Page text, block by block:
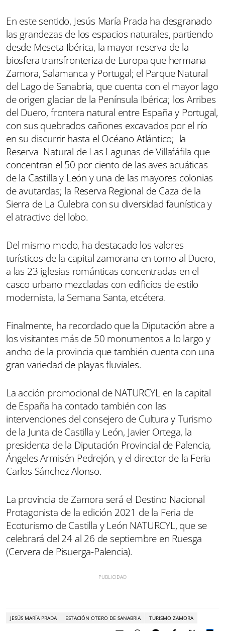
En este sentido, Jesús María Prada ha desgranado
las grandezas de los espacios naturales, partiendo
desde Meseta Ibérica, la mayor reserva de la
biosfera transfronteriza de Europa que hermana
Zamora, Salamanca y Portugal; el Parque Natural
del Lago de Sanabria, que cuenta con el mayor lago
de origen glaciar de la Península Ibérica; los Arribes
del Duero, frontera natural entre España y Portugal,
con sus quebrados cañones excavados por el río
en su discurrir hasta el Océano Atlántico; la
Reserva Natural de Las Lagunas de Villafáfila que
concentran el 50 por ciento de las aves acuáticas
de la Castilla y León y una de las mayores colonias
de avutardas; la Reserva Regional de Caza de la
Sierra de La Culebra con su diversidad faunística y
el atractivo del lobo.
Del mismo modo, ha destacado los valores
turísticos de la capital zamorana en torno al Duero,
a las 23 iglesias románticas concentradas en el
casco urbano mezcladas con edificios de estilo
modernista, la Semana Santa, etcétera.
Finalmente, ha recordado que la Diputación abre a
los visitantes más de 50 monumentos a lo largo y
ancho de la provincia que también cuenta con una
gran variedad de playas fluviales.
La acción promocional de NATURCYL en la capital
de España ha contado también con las
intervenciones del consejero de Cultura y Turismo
de la Junta de Castilla y León, Javier Ortega, la
presidenta de la Diputación Provincial de Palencia,
Ángeles Armisén Pedrejón, y el director de la Feria
Carlos Sánchez Alonso.
La provincia de Zamora será el Destino Nacional
Protagonista de la edición 2021 de la Feria de
Ecoturismo de Castilla y León NATURCYL, que se
celebrará del 24 al 26 de septiembre en Ruesga
(Cervera de Pisuerga-Palencia).
JESÚS MARÍA PRADA ESTACIÓN OTERO DE SANABRIA TURISMO ZAMORA